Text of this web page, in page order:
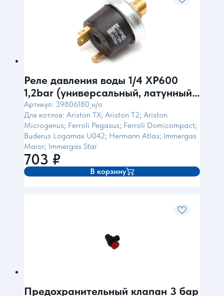
Реле давления воды 1/4 XP600
1,2bar (универсальный, латунный
штуцер, 3 контакта)
Артикул: 39806180_н/о
Для котлов: Ariston TX; Ariston T2; Ariston
Microgenus; Ferroli Pegasus; Ferroli Domicompact;
Buderus Logamax U042; Hermann Atlas; Immergas
Maior; Immergas Star
703 ₽
В корзину
Предохранительный клапан 3 бар